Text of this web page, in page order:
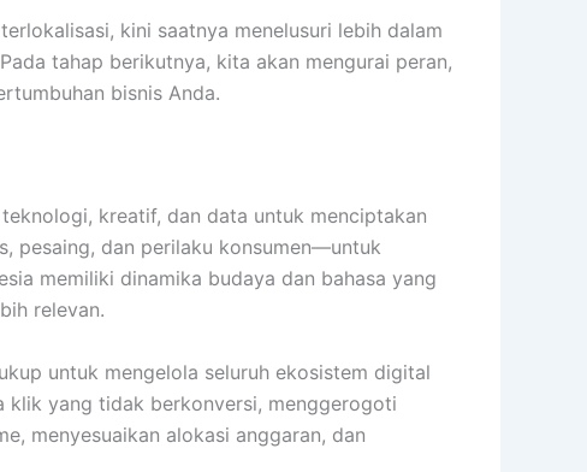
kini saatnya menelusuri lebih dalam
tahap berikutnya, kita akan mengurai peran,
bisnis Anda.
kreatif, dan data untuk menciptakan
pesaing, dan perilaku konsumen—untuk
memiliki dinamika budaya dan bahasa yang
relevan.
untuk mengelola seluruh ekosistem digital
klik yang tidak berkonversi, menggerogoti
menyesuaikan alokasi anggaran, dan